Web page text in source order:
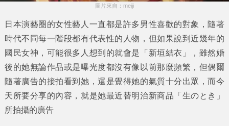
圖片來自：meiji
日本演藝圈的女性藝人一直都是許多男性喜歡的對象，隨著
時代不同每一階段都有代表性的人物，但如果說到近幾年的
國民女神，可能很多人想到的就會是「 新垣結衣 」，雖然婚
後的她無論作品或是曝光度都沒有像以前那麼頻繁，但偶爾
隨著廣告的接拍看到她，還是覺得她的氣質十分出眾，而今
天所要分享的內容，就是她最近替明治新商品「 生のとき 」
所拍攝的廣告